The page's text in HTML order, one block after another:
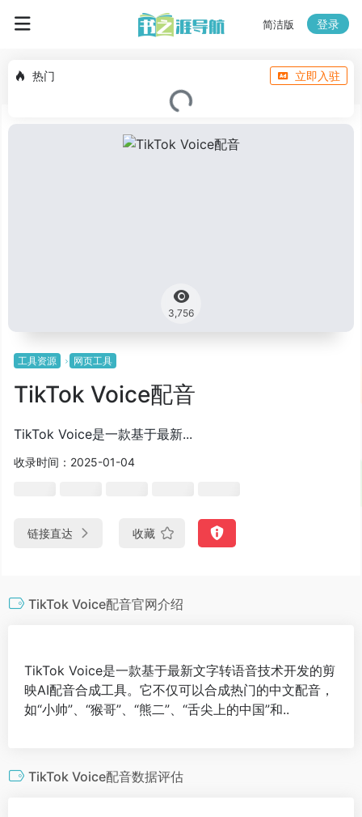
简洁版 登录
热门 立即入驻
3,756
工具资源 网页工具
TikTok Voice配音
TikTok Voice是一款基于最新...
收录时间：2025-01-04
链接直达 收藏
TikTok Voice配音官网介绍
TikTok Voice是一款基于最新文字转语音技术开发的剪
映AI配音合成工具。它不仅可以合成热门的中文配音，
如“小帅”、“猴哥”、“熊二”、“舌尖上的中国”和..
TikTok Voice配音数据评估